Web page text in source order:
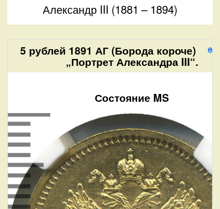
Александр III (1881 – 1894)
5 рублей 1891 АГ (Борода короче)
„Портрет Александра III“.
Состояние MS